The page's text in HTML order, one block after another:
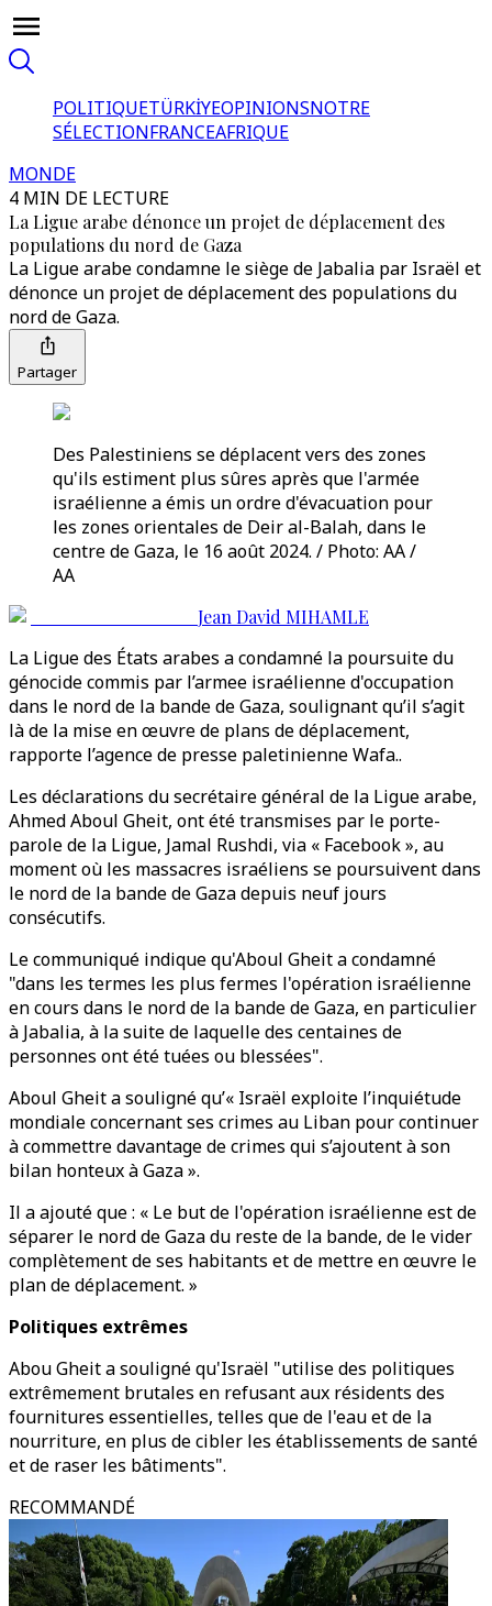
POLITIQUETÜRKİYEOPINIONSNOTRE
SÉLECTIONFRANCEAFRIQUE
MONDE
4 MIN DE LECTURE
La Ligue arabe dénonce un projet de déplacement des
populations du nord de Gaza
La Ligue arabe condamne le siège de Jabalia par Israël et
dénonce un projet de déplacement des populations du
nord de Gaza.
Partager
Des Palestiniens se déplacent vers des zones
qu'ils estiment plus sûres après que l'armée
israélienne a émis un ordre d'évacuation pour
les zones orientales de Deir al-Balah, dans le
centre de Gaza, le 16 août 2024. / Photo: AA /
AA
Jean David MIHAMLE
La Ligue des États arabes a condamné la poursuite du
génocide commis par l’armee israélienne d'occupation
dans le nord de la bande de Gaza, soulignant qu’il s’agit
là de la mise en œuvre de plans de déplacement,
rapporte l’agence de presse paletinienne Wafa..
Les déclarations du secrétaire général de la Ligue arabe,
Ahmed Aboul Gheit, ont été transmises par le porte-
parole de la Ligue, Jamal Rushdi, via « Facebook », au
moment où les massacres israéliens se poursuivent dans
le nord de la bande de Gaza depuis neuf jours
consécutifs.
Le communiqué indique qu'Aboul Gheit a condamné
"dans les termes les plus fermes l'opération israélienne
en cours dans le nord de la bande de Gaza, en particulier
à Jabalia, à la suite de laquelle des centaines de
personnes ont été tuées ou blessées".
Aboul Gheit a souligné qu’« Israël exploite l’inquiétude
mondiale concernant ses crimes au Liban pour continuer
à commettre davantage de crimes qui s’ajoutent à son
bilan honteux à Gaza ».
Il a ajouté que : « Le but de l'opération israélienne est de
séparer le nord de Gaza du reste de la bande, de le vider
complètement de ses habitants et de mettre en œuvre le
plan de déplacement. »
Politiques extrêmes
Abou Gheit a souligné qu'Israël "utilise des politiques
extrêmement brutales en refusant aux résidents des
fournitures essentielles, telles que de l'eau et de la
nourriture, en plus de cibler les établissements de santé
et de raser les bâtiments".
RECOMMANDÉ